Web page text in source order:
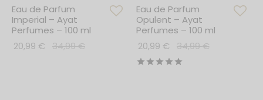
Eau de Parfum
Imperial – Ayat
Perfumes – 100 ml
20,99 € 34,99€
Eau de Parfum
Opulent – Ayat
Perfumes – 100 ml
20,99 € 34,99€
Series
Parfum 50ml